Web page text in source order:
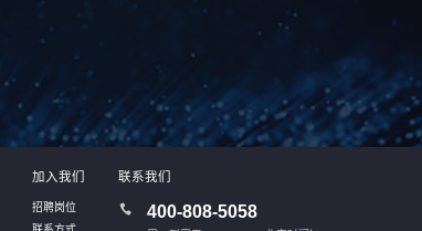
加入我们
招聘岗位
联系我们
400-808-5058